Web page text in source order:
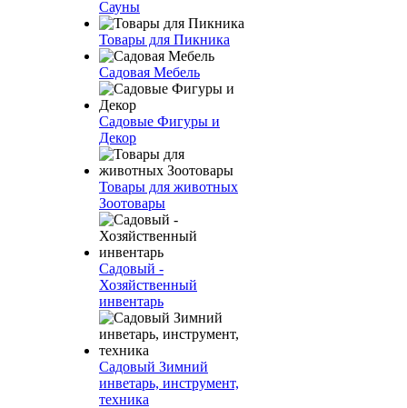
Сауны
Товары для Пикника
Садовая Мебель
Садовые Фигуры и
Декор
Товары для животных
Зоотовары
Садовый -
Хозяйственный
инвентарь
Садовый Зимний
инветарь, инструмент,
техника